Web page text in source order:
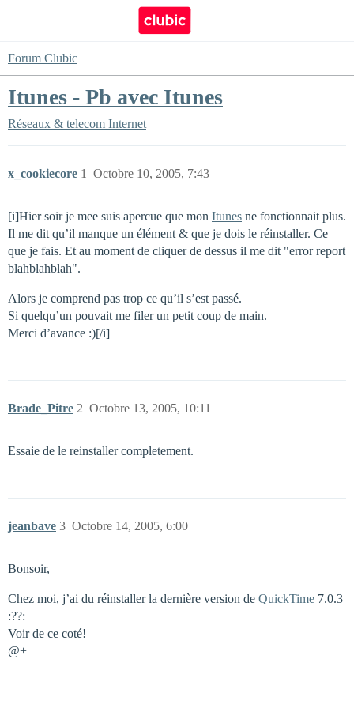
Forum Clubic
Itunes - Pb avec Itunes
Réseaux & telecom Internet
x_cookiecore Octobre 10, 2005, 7:43
1
[i]Hier soir je mee suis apercue que mon Itunes ne fonctionnait plus.
Il me dit qu’il manque un élément & que je dois le réinstaller. Ce
que je fais. Et au moment de cliquer de dessus il me dit "error report
blahblahblah".
Alors je comprend pas trop ce qu’il s’est passé.
Si quelqu’un pouvait me filer un petit coup de main.
Merci d’avance :)[/i]
Brade_Pitre Octobre 13, 2005, 10:11
2
Essaie de le reinstaller completement.
jeanbave Octobre 14, 2005, 6:00
3
Bonsoir,
Chez moi, j’ai du réinstaller la dernière version de QuickTime 7.0.3
:??:
Voir de ce coté!
@+